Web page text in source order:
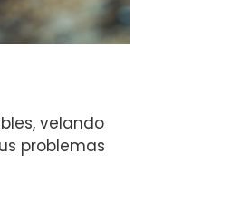
velando
problemas